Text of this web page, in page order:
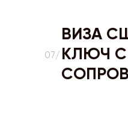
ВИЗА
КЛЮЧ С
07/